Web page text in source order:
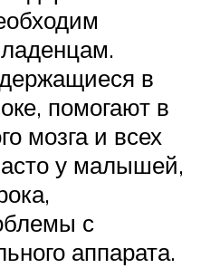
в
помогают в
мозга и всех
у малышей,
с
аппарата.